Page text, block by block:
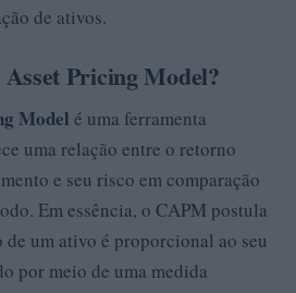
de ativos.
Pricing Model?
Model é uma ferramenta
uma relação entre o retorno
e seu risco em comparação
Em essência, o CAPM postula
de um ativo é proporcional ao seu
por meio de uma medida